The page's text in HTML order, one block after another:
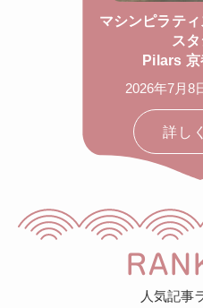
マシンピラテ
ス
Pilars 京
2026年7月8
詳し
人気記事